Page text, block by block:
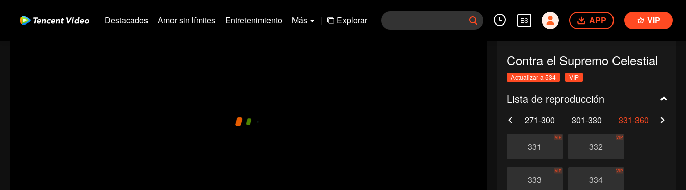
Destacados Amor sin límites Entretenimiento Más | Explorar ES APP VIP
Contra el Supremo Celestial
Actualizar a 534 VIP
Lista de reproducción
91-120 271-300 301-330 331-360
331
VIP
332
VIP
333
VIP
334
VIP